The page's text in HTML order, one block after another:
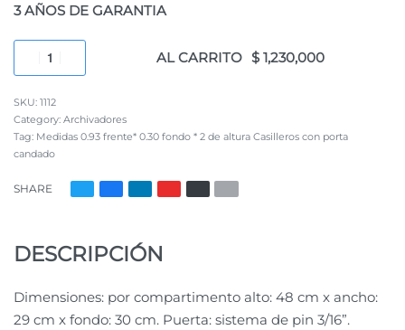
3 AÑOS DE GARANTIA
AL CARRITO
1112
Category: Archivadores
Tag: Medidas 0.93 frente* 0.30 fondo * 2 de altura Casilleros con porta
candado
SHARE
DESCRIPCIÓN
Dimensiones: por compartimento alto: 48 cm x ancho:
29 cm x fondo: 30 cm. Puerta: sistema de pin 3/16”.